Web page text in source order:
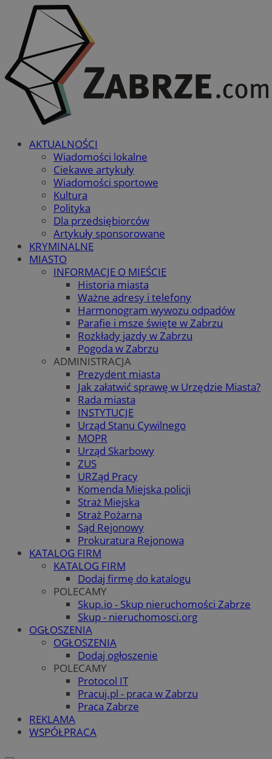
AKTUALNOŚCI
Wiadomości lokalne
Ciekawe artykuły
Wiadomości sportowe
Kultura
Polityka
Dla przedsiębiorców
Artykuły sponsorowane
KRYMINALNE
MIASTO
INFORMACJE O MIEŚCIE
Historia miasta
Ważne adresy i telefony
Harmonogram wywozu odpadów
Parafie i msze święte w Zabrzu
Rozkłady jazdy w Zabrzu
Pogoda w Zabrzu
ADMINISTRACJA
Prezydent miasta
Jak załatwić sprawę w Urzędzie Miasta?
Rada miasta
INSTYTUCJE
Urząd Stanu Cywilnego
MOPR
Urząd Skarbowy
ZUS
URZąd Pracy
Komenda Miejska policji
Straż Miejska
Straż Pożarna
Sąd Rejonowy
Prokuratura Rejonowa
KATALOG FIRM
KATALOG FIRM
Dodaj firmę do katalogu
POLECAMY
Skup.io - Skup nieruchomości Zabrze
Skup - nieruchomosci.org
OGŁOSZENIA
OGŁOSZENIA
Dodaj ogłoszenie
POLECAMY
Protocol IT
Pracuj.pl - praca w Zabrzu
Praca Zabrze
REKLAMA
WSPÓŁPRACA